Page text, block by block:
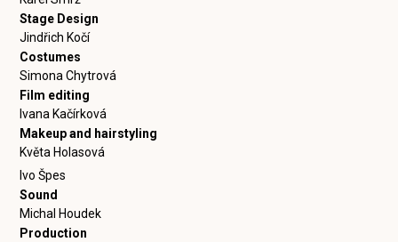
Stage Design
Jindřich Kočí
Costumes
Simona Chytrová
Film editing
Ivana Kačírková
Makeup and hairstyling
Květa Holasová
Ivo Špes
Sound
Michal Houdek
Production